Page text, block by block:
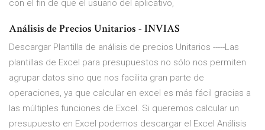
con el fin de que el usuario del aplicativo,
Análisis de Precios Unitarios - INVIAS
Descargar Plantilla de análisis de precios Unitarios -----Las
plantillas de Excel para presupuestos no sólo nos permiten
agrupar datos sino que nos facilita gran parte de
operaciones, ya que calcular en excel es más fácil gracias a
las múltiples funciones de Excel. Si queremos calcular un
presupuesto en Excel podemos descargar el Excel Análisis